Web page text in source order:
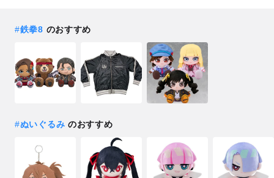
#鉄拳8 のおすすめ
#ぬいぐるみ のおすすめ